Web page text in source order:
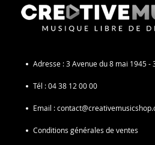
Adresse :3 Avenue du 8 mai 1945 -
Tél :04 38 12 00 00
Email :
Conditions générales de ventes